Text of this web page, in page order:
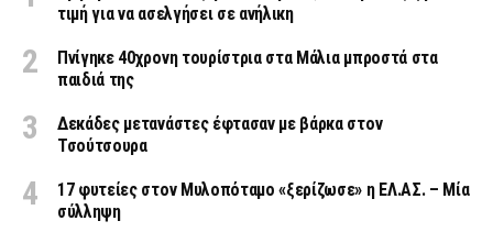
τιμή για να ασελγήσει σε ανήλικη
Πνίγηκε 40χρονη τουρίστρια στα Μάλια μπροστά στα
παιδιά της
Δεκάδες μετανάστες έφτασαν με βάρκα στον
Τσούτσουρα
17 φυτείες στον Μυλοπόταμο «ξερίζωσε» η ΕΛ.ΑΣ. – Μία
σύλληψη